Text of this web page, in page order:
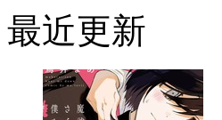
最近更新